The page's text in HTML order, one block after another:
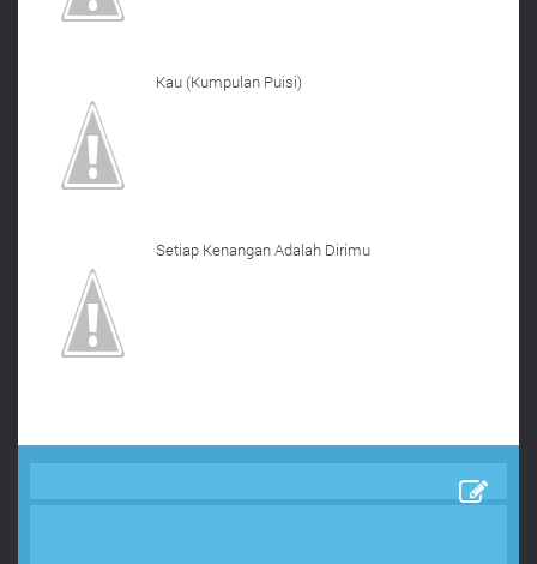
Kau (Kumpulan Puisi)
Setiap Kenangan Adalah Dirimu